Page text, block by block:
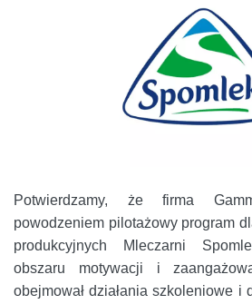
Potwierdzamy, że firma
powodzeniem pilotażowy program
produkcyjnych Mleczarni
obszaru motywacji i
obejmował działania szkoleniowe i